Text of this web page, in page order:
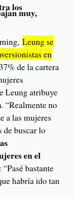
losmuy,
Leung se
en
de la cartera
Leung atribuye
“Realmente no
a las mujeres
de buscar lo
en el
: “Pasé bastante
habría ido tan